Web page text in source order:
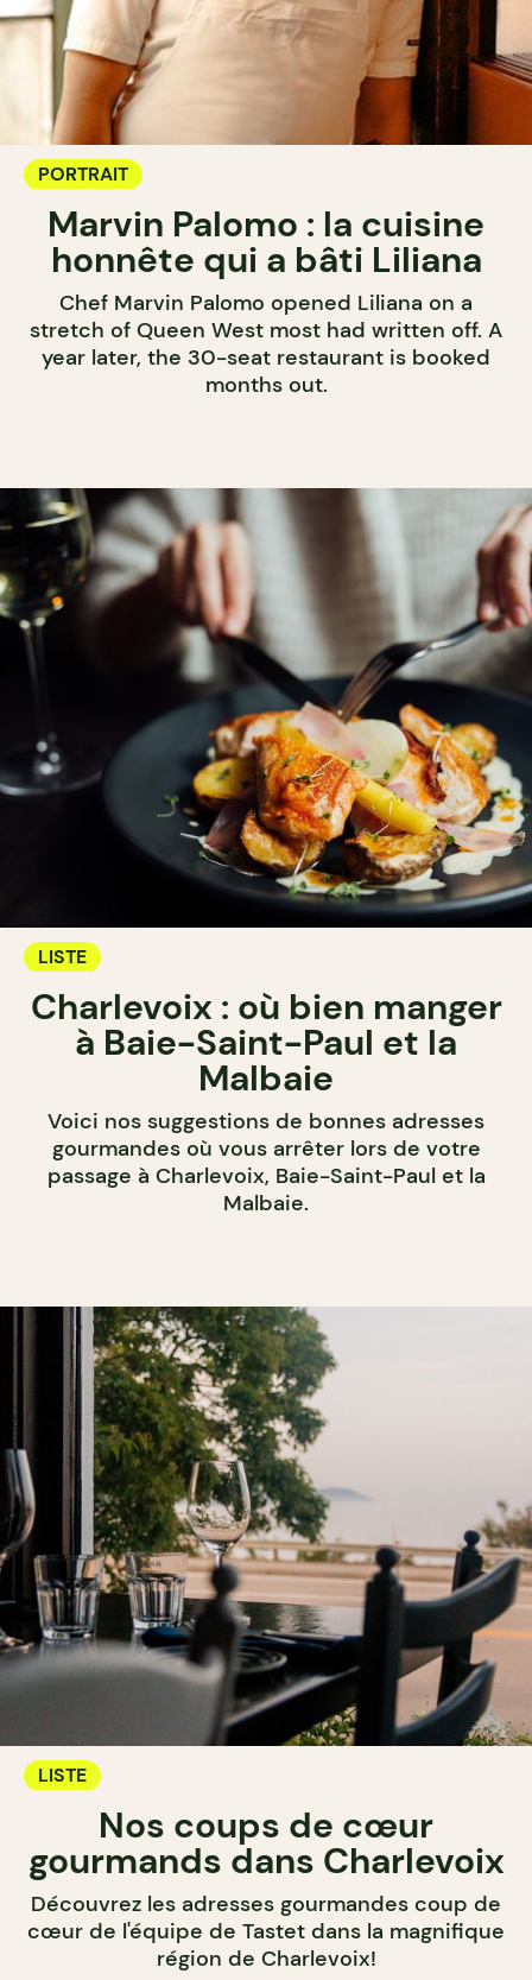
PORTRAIT
Marvin Palomo : la cuisine
honnête qui a bâti Liliana
Chef Marvin Palomo opened Liliana on a
stretch of Queen West most had written off. A
year later, the 30-seat restaurant is booked
months out.
LISTE
Charlevoix : où bien manger
à Baie-Saint-Paul et la
Malbaie
Voici nos suggestions de bonnes adresses
gourmandes où vous arrêter lors de votre
passage à Charlevoix, Baie-Saint-Paul et la
Malbaie.
LISTE
Nos coups de cœur
gourmands dans Charlevoix
Découvrez les adresses gourmandes coup de
cœur de l'équipe de Tastet dans la magnifique
région de Charlevoix!